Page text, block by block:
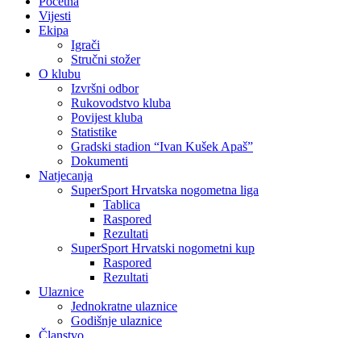
Vijesti
Ekipa
Igrači
Stručni stožer
O klubu
Izvršni odbor
Rukovodstvo kluba
Povijest kluba
Statistike
Gradski stadion “Ivan Kušek Apaš”
Dokumenti
Natjecanja
SuperSport Hrvatska nogometna liga
Tablica
Raspored
Rezultati
SuperSport Hrvatski nogometni kup
Raspored
Rezultati
Ulaznice
Jednokratne ulaznice
Godišnje ulaznice
Članstvo